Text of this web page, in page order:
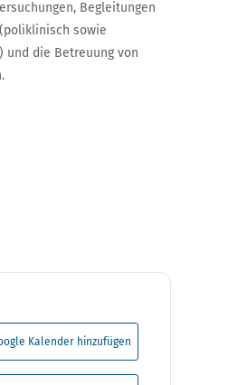
Begleitungen
sowie
und die Betreuung von
Kalender hinzufügen